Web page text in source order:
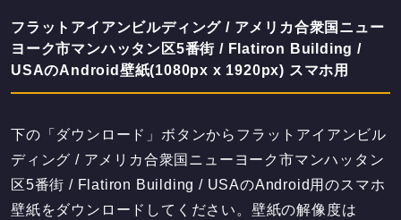
フラットアイアンビルディング / アメリカ合衆国ニュー
ヨーク市マンハッタン区5番街 / Flatiron Building /
USAのAndroid壁紙(1080px x 1920px) スマホ用
下の「ダウンロード」ボタンからフラットアイアンビル
ディング / アメリカ合衆国ニューヨーク市マンハッタン
区5番街 / Flatiron Building / USAのAndroid用のスマホ
壁紙をダウンロードしてください。壁紙の解像度は